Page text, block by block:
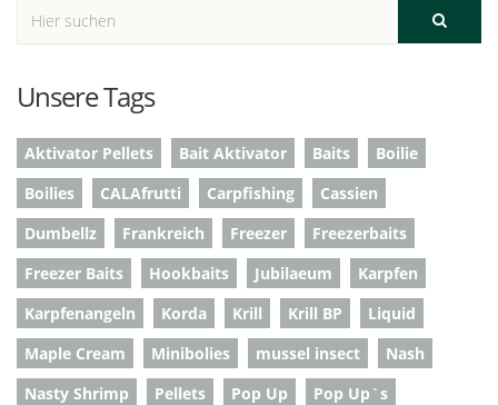
Unsere Tags
Aktivator Pellets Bait Aktivator Baits
Boilie
Boilies
CALAfrutti Carpfishing
Cassien
Dumbellz
Frankreich Freezer
Freezerbaits
Freezer Baits
Hookbaits Jubilaeum
Karpfen
Karpfenangeln
Korda Krill Krill BP
Liquid
Maple Cream
Minibolies mussel insect
Nash
Nasty Shrimp
Pellets Pop Up
Pop Up`s